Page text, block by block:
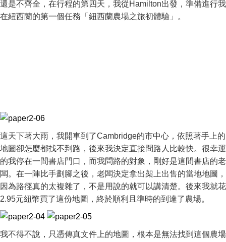
還是不齊全，在行程的第四天，我從Hamilton出發，準備進行我
在紐西蘭的第一個任務「紐西蘭農場之旅初體驗」。
這天下著大雨，我開車到了Cambridge的市中心，依照著手上的
地圖卻怎麼都找不到路，後來我決定直接問路人比較快。很幸運
的我停在一間書店門口，而我問路的對象，剛好是這間書店的老
闆。在一陣比手劃腳之後，老闆決定拿出架上出售的當地地圖，
因為路徑真的太複雜了，不是用說的就可以講清楚。後來我就花
2.95元紐幣買了這份地圖，終於順利且準時的到達了農場。
我不得不說，只憑傳真文件上的地圖，根本是無法找到這個農場